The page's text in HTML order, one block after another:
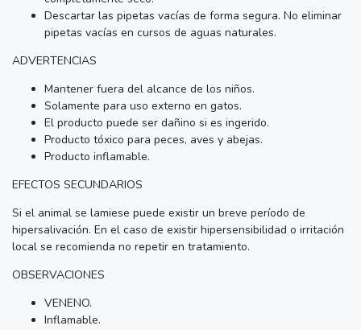
Descartar las pipetas vacías de forma segura. No eliminar
pipetas vacías en cursos de aguas naturales.
ADVERTENCIAS
Mantener fuera del alcance de los niños.
Solamente para uso externo en gatos.
El producto puede ser dañino si es ingerido.
Producto tóxico para peces, aves y abejas.
Producto inflamable.
EFECTOS SECUNDARIOS
Si el animal se lamiese puede existir un breve período de
hipersalivación. En el caso de existir hipersensibilidad o irritación
local se recomienda no repetir en tratamiento.
OBSERVACIONES
VENENO.
Inflamable.